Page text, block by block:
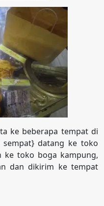
ke beberapa tempat di
datang ke toko
ke toko boga kampung,
dan dikirim ke tempat